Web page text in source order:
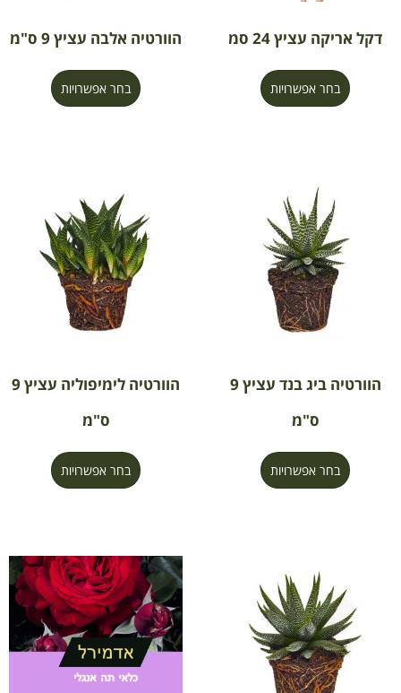
דקל אריקה עציץ 24 סמ
בחר אפשרויות
הוורטיה אלבה עציץ 9 ס"מ
בחר אפשרויות
הוורטיה ביג בנד עציץ 9
ס"מ
בחר אפשרויות
הוורטיה לימיפוליה עציץ 9
ס"מ
בחר אפשרויות